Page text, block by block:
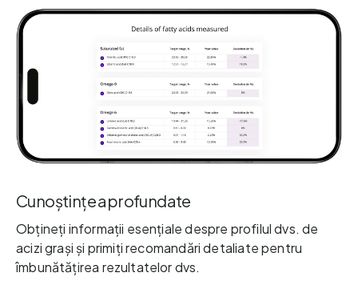
Cunoștințe aprofundate
Obțineți informații esențiale despre profilul dvs. de
acizi grași și primiți recomandări detaliate pentru
îmbunătățirea rezultatelor dvs.